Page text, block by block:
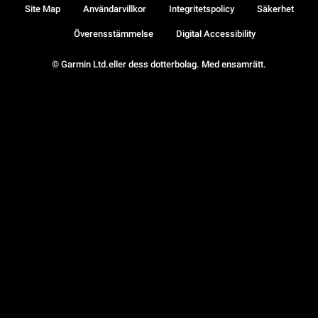
© Garmin Ltd.eller dess dotterbolag. Med ensamrätt.
Site Map Användarvillkor Integritetspolicy Säkerhet
Överensstämmelse Digital Accessibility